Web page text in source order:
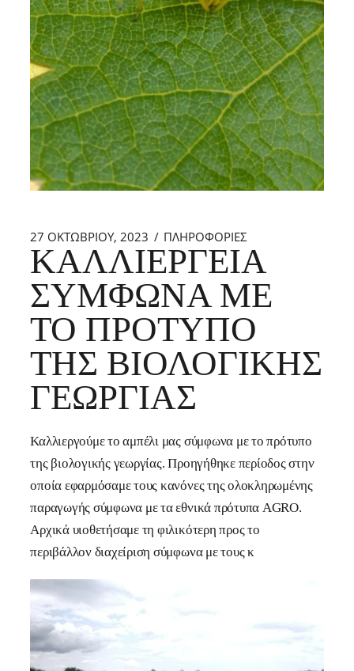
27 ΟΚΤΩΒΡΊΟΥ, 2023 ΠΛΗΡΟΦΟΡΙΕΣ
ΚΑΛΛΙΈΡΓΕΙΑ
ΣΎΜΦΩΝΑ ΜΕ
ΤΟ ΠΡΌΤΥΠΟ
ΤΗΣ ΒΙΟΛΟΓΙΚΉΣ
ΓΕΩΡΓΊΑΣ
Καλλιεργούμε το αμπέλι μας σύμφωνα με το πρότυπο
της βιολογικής γεωργίας. Προηγήθηκε περίοδος στην
οποία εφαρμόσαμε τους κανόνες της ολοκληρωμένης
παραγωγής σύμφωνα με τα εθνικά πρότυπα AGRO.
Αρχικά υιοθετήσαμε τη φιλικότερη προς το
περιβάλλον διαχείριση σύμφωνα με τους κ